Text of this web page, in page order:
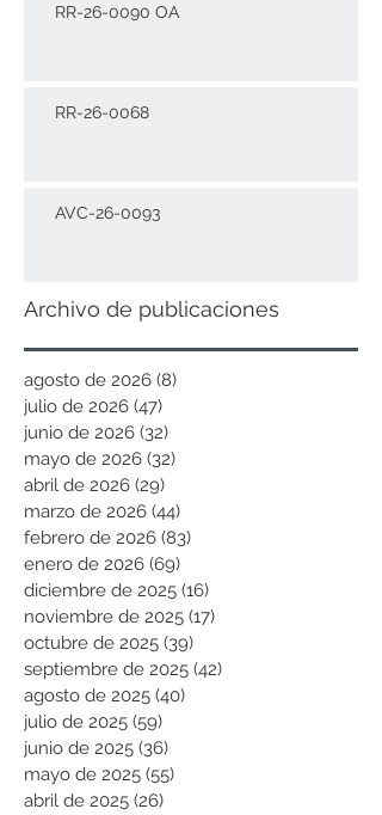
RR-26-0090 OA
RR-26-0068
AVC-26-0093
Archivo de publicaciones
agosto de 2026 (8)
julio de 2026 (47)
junio de 2026 (32)
mayo de 2026 (32)
abril de 2026 (29)
marzo de 2026 (44)
febrero de 2026 (83)
enero de 2026 (69)
diciembre de 2025 (16)
noviembre de 2025 (17)
octubre de 2025 (39)
septiembre de 2025 (42)
agosto de 2025 (40)
julio de 2025 (59)
junio de 2025 (36)
mayo de 2025 (55)
abril de 2025 (26)